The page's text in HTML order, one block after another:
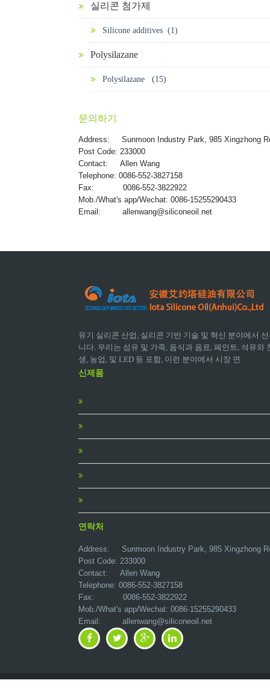
실리콘 첨가제
Silicone additives (1)
Polysilazane
Polysilazane (15)
문의하기
Address: Sunmoon Industry Park, 985 Xingzhong
Post Code: 233000
Contact: Allen Wang
Telephone: 0086-552-3827158
Fax: 0086-552-3822922
Mob./What's app/Wechat: 0086-15255290433
Email: allenwang@siliconeoil.net
유기 실리콘 산업, 실리콘 기반 기술 및 혁신 분야에서
니다. 우리는 섬유 및 가죽, 음식과 음료, 페인트, 석유
생, 농업, 및 LED 등 포함, 이런 분야에서 시장 면
신제품
연락처
Address: Sunmoon Industry Park, 985 Xingzhong
Post Code: 233000
Contact: Allen Wang
Telephone: 0086-552-3827158
Fax: 0086-552-3822922
Mob./What's app/Wechat: 0086-15255290433
Email: allenwang@siliconeoil.net